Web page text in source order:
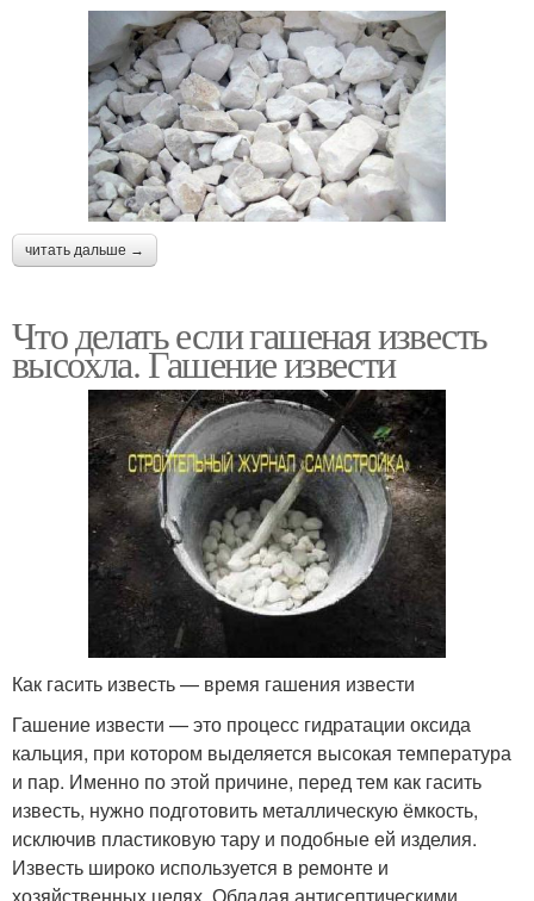
читать дальше →
Что делать если гашеная известь
высохла. Гашение извести
Как гасить известь — время гашения извести
Гашение извести — это процесс гидратации оксида
кальция, при котором выделяется высокая температура
и пар. Именно по этой причине, перед тем как гасить
известь, нужно подготовить металлическую ёмкость,
исключив пластиковую тару и подобные ей изделия.
Известь широко используется в ремонте и
хозяйственных целях. Обладая антисептическими